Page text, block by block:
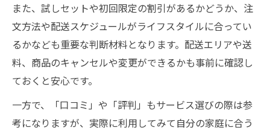
また、試しセットや初回限定の割引があるかどうか、注
文方法や配送スケジュールがライフスタイルに合ってい
るかなども重要な判断材料となります。配送エリアや送
料、商品のキャンセルや変更ができるかも事前に確認し
ておくと安心です。
一方で、「口コミ」や「評判」もサービス選びの際は参
考になりますが、実際に利用してみて自分の家庭に合う